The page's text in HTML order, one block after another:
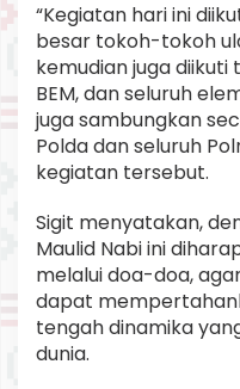
s
a
t
u
a
n
“Kegiatan hari ini
besar tokoh-tokoh
kemudian juga diikuti
BEM, dan seluruh
juga sambungkan
Polda dan seluruh
kegiatan tersebut.
Sigit menyatakan,
Maulid Nabi ini
melalui doa-doa,
dapat
tengah dinamika
dunia.